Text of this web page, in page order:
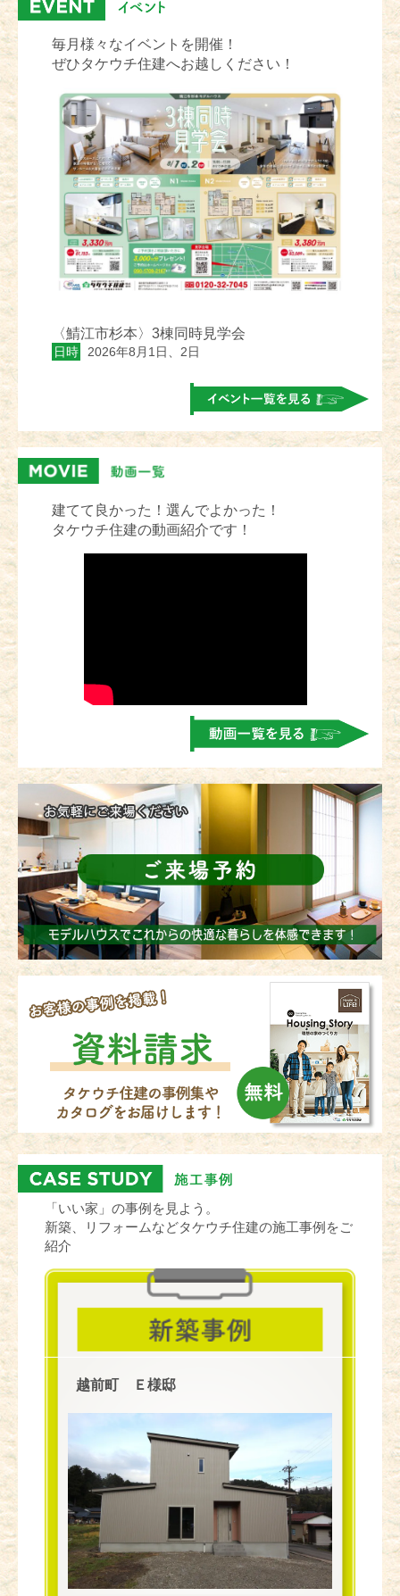
毎月様々なイベントを開催！
ぜひタケウチ住建へお越しください！
〈鯖江市杉本〉3棟同時見学会
日時 2026年8月1日、2日
建てて良かった！選んでよかった！
タケウチ住建の動画紹介です！
「いい家」の事例を見よう。
新築、リフォームなどタケウチ住建の施工事例をご
紹介
越前町 Ｅ様邸